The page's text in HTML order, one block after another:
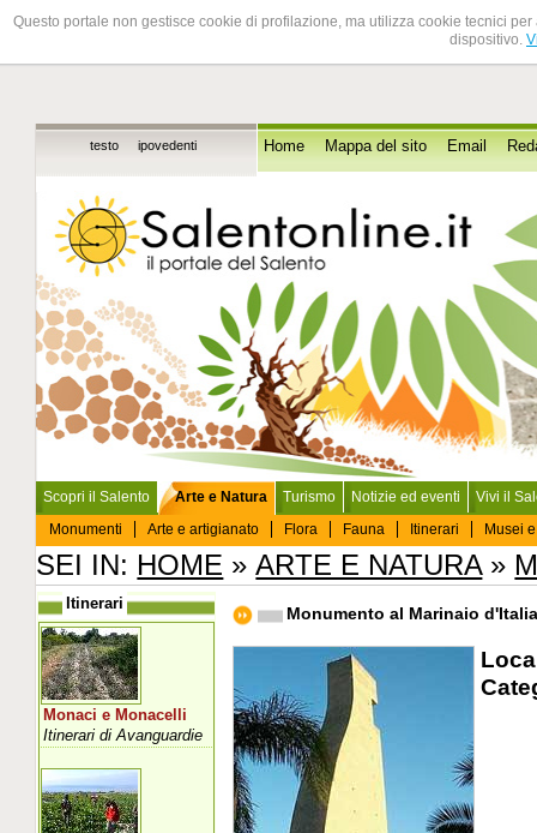
Questo portale non gestisce cookie di profilazione, ma utilizza cookie tecnici
dispositivo.
testo ipovedenti Home Mappa del sito Email
Scopri il Salento
Arte e Natura
Monumenti
Arte e artigianato Flora Fauna Itinerari Musei
Turismo Notizie ed eventi Vivi il
SEI IN: HOME »ARTE E NATURA»
Monumento al Marinaio d'Italia
Itinerari
Monaci e Monacelli
Itinerari di Avanguardie